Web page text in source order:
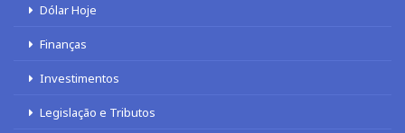
Dólar Hoje
Finanças
Investimentos
Legislação e Tributos